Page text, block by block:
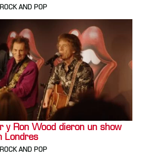
ROCK AND POP
y Ron Wood dieron un show
Londres
ROCK AND POP